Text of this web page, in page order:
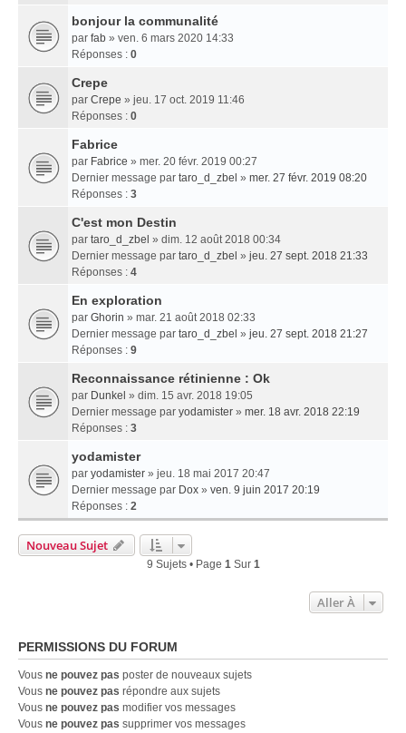
bonjour la communalité
par fab » ven. 6 mars 2020 14:33
Réponses : 0
Crepe
par Crepe » jeu. 17 oct. 2019 11:46
Réponses : 0
Fabrice
par Fabrice » mer. 20 févr. 2019 00:27
Dernier message par taro_d_zbel » mer. 27 févr. 2019 08:20
Réponses : 3
C'est mon Destin
par taro_d_zbel » dim. 12 août 2018 00:34
Dernier message par taro_d_zbel » jeu. 27 sept. 2018 21:33
Réponses : 4
En exploration
par Ghorin » mar. 21 août 2018 02:33
Dernier message par taro_d_zbel » jeu. 27 sept. 2018 21:27
Réponses : 9
Reconnaissance rétinienne : Ok
par Dunkel » dim. 15 avr. 2018 19:05
Dernier message par yodamister » mer. 18 avr. 2018 22:19
Réponses : 3
yodamister
par yodamister » jeu. 18 mai 2017 20:47
Dernier message par Dox » ven. 9 juin 2017 20:19
Réponses : 2
Nouveau Sujet
9 Sujets • Page 1Sur 1
Aller À
PERMISSIONS DU FORUM
Vous ne pouvez pas poster de nouveaux sujets
Vous ne pouvez pas répondre aux sujets
Vous ne pouvez pas modifier vos messages
Vous ne pouvez pas supprimer vos messages